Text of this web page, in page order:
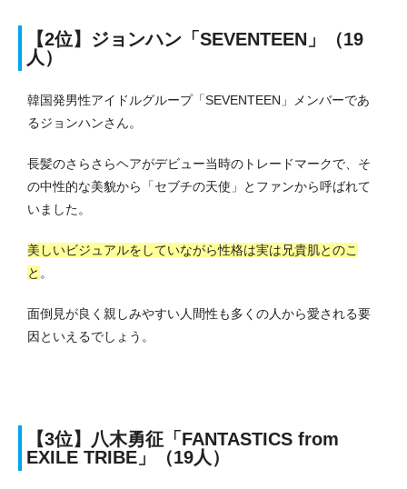
【2位】ジョンハン「SEVENTEEN」（19
人）
韓国発男性アイドルグループ「SEVENTEEN」メンバーであ
るジョンハンさん。
長髪のさらさらヘアがデビュー当時のトレードマークで、そ
の中性的な美貌から「セブチの天使」とファンから呼ばれて
いました。
美しいビジュアルをしていながら性格は実は兄貴肌とのこ
と 。
面倒見が良く親しみやすい人間性も多くの人から愛される要
因といえるでしょう。
【3位】
八木勇征「FANTASTICS from
EXILE TRIBE」（19人）